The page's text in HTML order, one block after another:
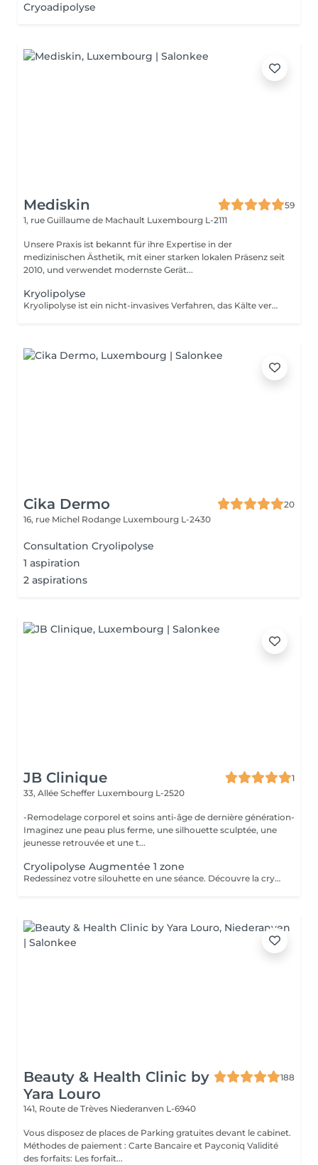
Cryoadipolyse
Mediskin
59
1, rue Guillaume de Machault Luxembourg L-2111
Unsere Praxis ist bekannt für ihre Expertise in der
medizinischen Ästhetik, mit einer starken lokalen Präsenz seit
2010, und verwendet modernste Gerät...
Kryolipolyse
Kryolipolyse ist ein nicht-invasives Verfahren, das Kälte verwendet, um lokalisiertes Fettgewebe zu zerstören. Während der Behandlung kühlt ein Applikator die Fettzellen auf sehr niedrige Temperaturen, wodurch sie kristallisieren und allmählich vom Lymphsystem ausgeschieden werden. Vorteile: -Reduktion von Fettdepots, die gegen Sport und Diäten resistent sind. -Nicht-invasives Verfahren ohne Operation oder Anästhesie. Anpassungsfähigkeit: -Kryolipolyse ist für alle Hauttypen geeignet. Gegenanzeigen: -Nicht empfohlen für schwangere Frauen. Während der ersten Sitzung werden wir gemeinsam Ihre Ziele festlegen und die für Ihre Haut am besten geeignete Behandlung bestimmen. Bei Fragen kontaktieren Sie uns oder buchen Sie einen kostenlosen Beratungstermin
Cika Dermo
20
16, rue Michel Rodange Luxembourg L-2430
Consultation Cryolipolyse
1 aspiration
2 aspirations
JB Clinique
1
33, Allée Scheffer Luxembourg L-2520
-Remodelage corporel et soins anti-âge de dernière génération-
Imaginez une peau plus ferme, une silhouette sculptée, une
jeunesse retrouvée et une t...
Cryolipolyse Augmentée 1 zone
Redessinez votre silouhette en une séance. Découvre la cryolipolise augmentée, une technologie haute gamme, fariquée en France par ContourParis. Éliminez les amas graisseux grâce à l'efficacité du froid. Il est possible qu'il y ait des contre-indications à la réalisation de ce soin. Si vous n'êtes jamais venu, je vous conseille de réserver au préalable un bilan silhouette ou de téléphoner au cabinet.
Beauty & Health Clinic by
Yara Louro
188
141, Route de Trèves Niederanven L-6940
Vous disposez de places de Parking gratuites devant le cabinet.
Méthodes de paiement : Carte Bancaire et Payconiq Validité
des forfaits: Les forfait...